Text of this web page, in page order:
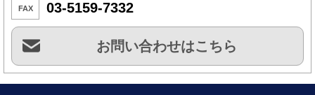
FAX 03-5159-7332
お問い合わせはこちら